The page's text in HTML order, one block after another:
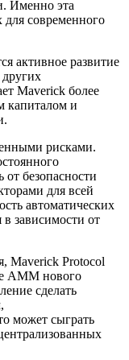
Именно эта
современного
активное развитие
Maverick более
капиталом и
рисками.
безопасности
для всей
автоматических
в зависимости от
Maverick Protocol
AMM нового
сделать
может сыграть